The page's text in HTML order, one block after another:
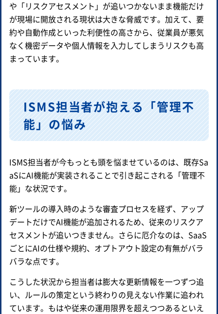
や「リスクアセスメント」が追いつかないまま機能だけ
が現場に開放される現状は大きな脅威です。加えて、要
約や自動作成といった利便性の高さから、従業員が悪気
なく機密データや個人情報を入力してしまうリスクも高
まっています。
ISMS担当者が抱える「管理不
能」の悩み
ISMS担当者が今もっとも頭を悩ませているのは、既存Sa
aSにAI機能が実装されることで引き起こされる「管理不
能」な状況です。
新ツールの導入時のような審査プロセスを経ず、アップ
デートだけでAI機能が追加されるため、従来のリスクア
セスメントが追いつきません。さらに厄介なのは、SaaS
ごとにAIの仕様や規約、オプトアウト設定の有無がバラ
バラな点です。
こうした状況から担当者は膨大な更新情報を一つずつ追
い、ルールの策定という終わりの見えない作業に追われ
ています。もはや従来の運用限界を超えつつあるといえ